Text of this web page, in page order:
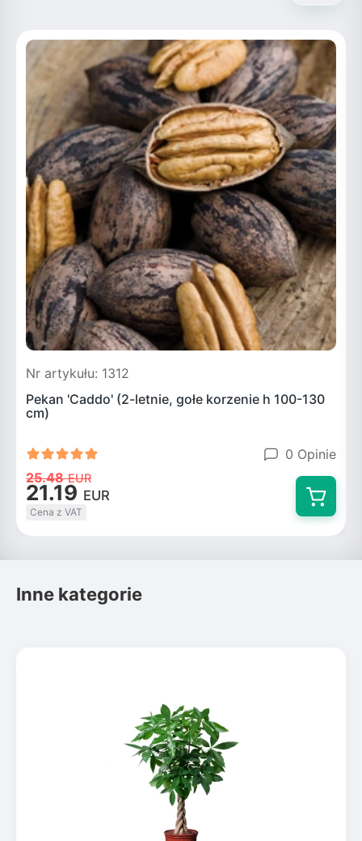
Nr artykułu: 1312
Pekan 'Caddo' (2-letnie, gołe korzenie h 100-130
cm)
0 Opinie
25.48 EUR
21.19 EUR
Cena z VAT
Inne kategorie